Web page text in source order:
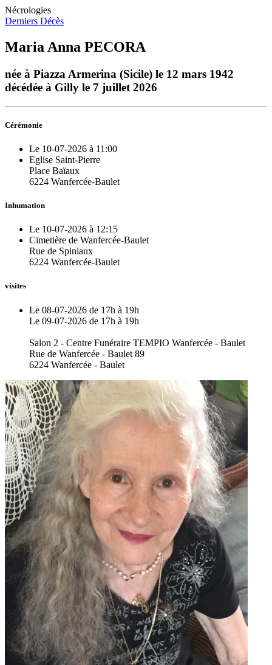
Nécrologies
Derniers Décès
Maria Anna PECORA
née à Piazza Armerina (Sicile) le 12 mars 1942
décédée à Gilly le 7 juillet 2026
Cérémonie
Le 10-07-2026 à 11:00
Eglise Saint-Pierre
Place Baïaux
6224 Wanfercée-Baulet
Inhumation
Le 10-07-2026 à 12:15
Cimetière de Wanfercée-Baulet
Rue de Spiniaux
6224 Wanfercée-Baulet
visites
Le 08-07-2026 de 17h à 19h
Le 09-07-2026 de 17h à 19h
Salon 2 - Centre Funéraire TEMPIO Wanfercée - Baulet
Rue de Wanfercée - Baulet 89
6224 Wanfercée - Baulet